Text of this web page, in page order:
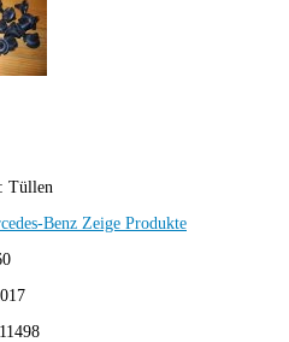
Tüllen
Benz Zeige Produkte
11498